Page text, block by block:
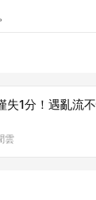
失1分！遇亂流
雲